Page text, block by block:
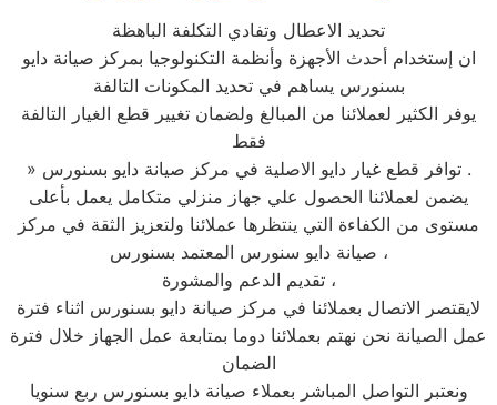
تحديد الاعطال وتفادي التكلفة الباهظة
ان إستخدام أحدث الأجهزة وأنظمة التكنولوجيا بمركز صيانة دايو
بسنورس يساهم في تحديد المكونات التالفة
يوفر الكثير لعملائنا من المبالغ ولضمان تغيير قطع الغيار التالفة
فقط
» توافر قطع غيار دايو الاصلية في مركز صيانة دايو بسنورس .
يضمن لعملائنا الحصول علي جهاز منزلي متكامل يعمل بأعلى
مستوى من الكفاءة التي ينتظرها عملائنا ولتعزيز الثقة في مركز
صيانة دايو سنورس المعتمد بسنورس ،
تقديم الدعم والمشورة ،
لايقتصر الاتصال بعملائنا في مركز صيانة دايو بسنورس اثناء فترة
عمل الصيانة نحن نهتم بعملائنا دوما بمتابعة عمل الجهاز خلال فترة
الضمان
ونعتبر التواصل المباشر بعملاء صيانة دايو بسنورس ربع سنويا